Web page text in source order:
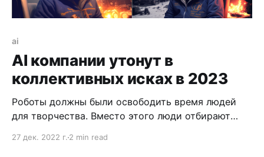
ai
AI компании утонут в
коллективных исках в 2023
Роботы должны были освободить время людей
для творчества. Вместо этого люди отбирают
Но зачем их переубеждать? ЧатГЭПЭТЕ и
27 дек. 2022 г. 2 min read